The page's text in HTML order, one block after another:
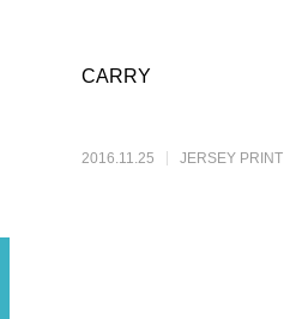
CARRY
2016.11.25 JERSEY PRINT